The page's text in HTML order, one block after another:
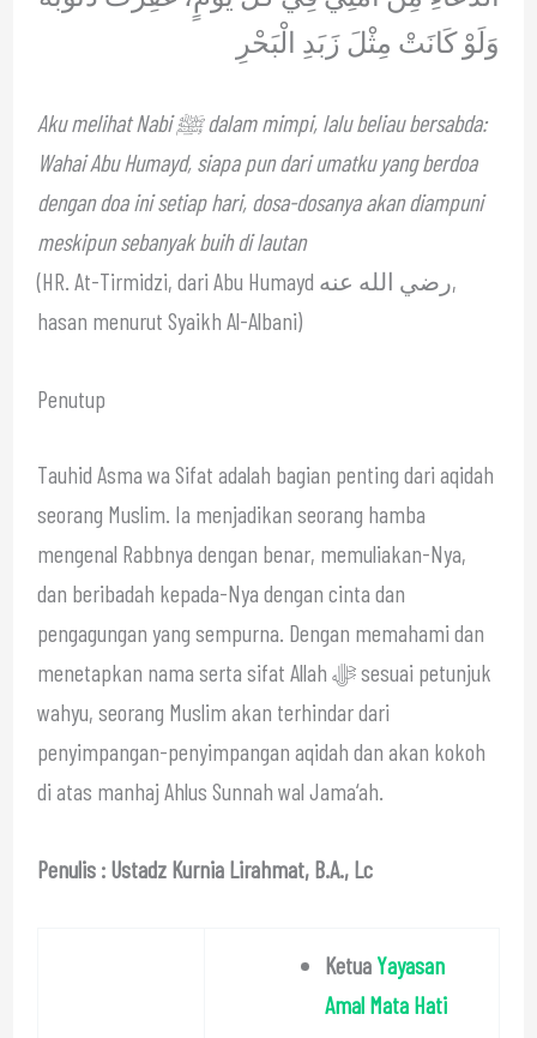
وَلَوْ كَانَتْ مِثْلَ زَبَدِ الْبَحْرِ
Aku melihat Nabi ﷺ dalam mimpi, lalu beliau bersabda:
Wahai Abu Humayd, siapa pun dari umatku yang berdoa
dengan doa ini setiap hari, dosa-dosanya akan diampuni
meskipun sebanyak buih di lautan
(HR. At-Tirmidzi, dari Abu Humayd رضي الله عنه,
hasan menurut Syaikh Al-Albani)
Penutup
Tauhid Asma wa Sifat adalah bagian penting dari aqidah
seorang Muslim. Ia menjadikan seorang hamba
mengenal Rabbnya dengan benar, memuliakan-Nya,
dan beribadah kepada-Nya dengan cinta dan
pengagungan yang sempurna. Dengan memahami dan
menetapkan nama serta sifat Allah ﷻ sesuai petunjuk
wahyu, seorang Muslim akan terhindar dari
penyimpangan-penyimpangan aqidah dan akan kokoh
di atas manhaj Ahlus Sunnah wal Jama‘ah.
Penulis : Ustadz Kurnia Lirahmat, B.A., Lc
Ketua Yayasan
Amal Mata Hati